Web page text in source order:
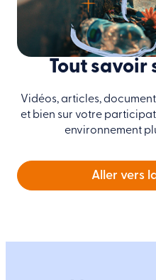
Tout savoir
Vidéos, articles,
et bien sur votre
environnement
Aller vers